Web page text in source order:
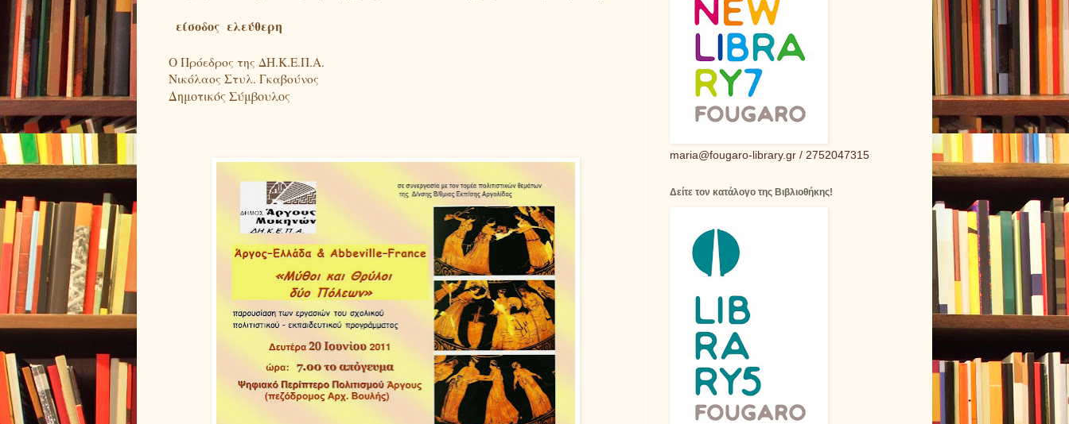
είσοδος ελεύθερη
Ο Πρόεδρος της ΔΗ.Κ.Ε.Π.Α.
Νικόλαος Στυλ. Γκαβούνος
Δημοτικός Σύμβουλος
maria@fougaro-library.gr / 2752047315
Δείτε τον κατάλογο της Βιβλιοθήκης!